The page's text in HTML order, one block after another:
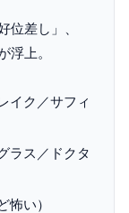
位差し」、
浮上。
イク／サフィ
ラス／ドクタ
怖い）